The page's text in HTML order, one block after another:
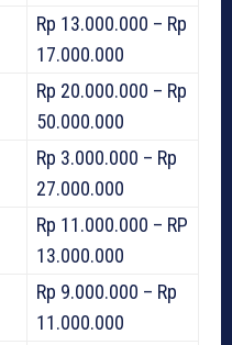
Rp 13.000.000 – Rp
17.000.000
Rp 20.000.000 – Rp
50.000.000
Rp 3.000.000 – Rp
27.000.000
Rp 11.000.000 – RP
13.000.000
Rp 9.000.000 – Rp
11.000.000